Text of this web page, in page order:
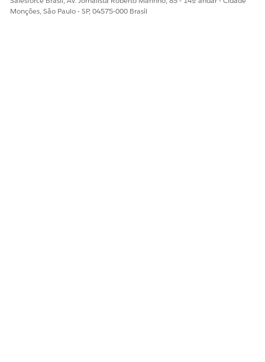
Monções, São Paulo - SP, 04575-000 Brasil